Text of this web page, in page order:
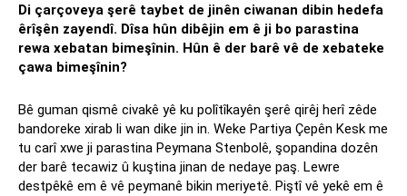
Di çarçoveya şerê taybet de jinên ciwanan dibin hedefa
êrîşên zayendî. Dîsa hûn dibêjin em ê ji bo parastina
rewa xebatan bimeşînin. Hûn ê der barê vê de xebateke
çawa bimeşînin?
Bê guman qismê civakê yê ku polîtîkayên şerê qirêj herî zêde
bandoreke xirab li wan dike jin in. Weke Partiya Çepên Kesk me
tu carî xwe ji parastina Peymana Stenbolê, şopandina dozên
der barê tecawiz û kuştina jinan de nedaye paş. Lewre
destpêkê em ê vê peymanê bikin meriyetê. Piştî vê yekê em ê